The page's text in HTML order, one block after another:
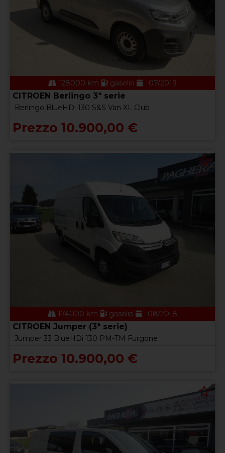
128000 km gasolio 07/2019
CITROEN Berlingo 3ª serie
Berlingo BlueHDi 130 S&S Van XL Club
Prezzo 10.900,00 €
174000 km gasolio 08/2018
CITROEN Jumper (3ª serie)
Jumper 33 BlueHDi 130 PM-TM Furgone
Prezzo 10.900,00 €